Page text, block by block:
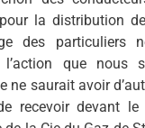
la distribution
des particuliers
que nous
ne saurait avoir
recevoir devant le